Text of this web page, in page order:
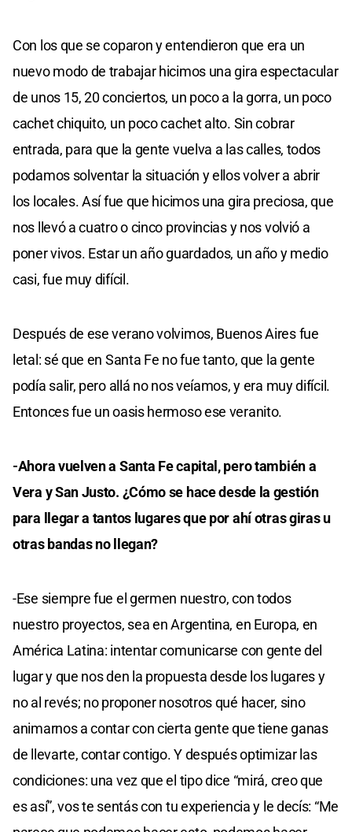
Con los que se coparon y entendieron que era un
nuevo modo de trabajar hicimos una gira espectacular
de unos 15, 20 conciertos, un poco a la gorra, un poco
cachet chiquito, un poco cachet alto. Sin cobrar
entrada, para que la gente vuelva a las calles, todos
podamos solventar la situación y ellos volver a abrir
los locales. Así fue que hicimos una gira preciosa, que
nos llevó a cuatro o cinco provincias y nos volvió a
poner vivos. Estar un año guardados, un año y medio
casi, fue muy difícil.
Después de ese verano volvimos, Buenos Aires fue
letal: sé que en Santa Fe no fue tanto, que la gente
podía salir, pero allá no nos veíamos, y era muy difícil.
Entonces fue un oasis hermoso ese veranito.
-Ahora vuelven a Santa Fe capital, pero también a
Vera y San Justo. ¿Cómo se hace desde la gestión
para llegar a tantos lugares que por ahí otras giras u
otras bandas no llegan?
-Ese siempre fue el germen nuestro, con todos
nuestro proyectos, sea en Argentina, en Europa, en
América Latina: intentar comunicarse con gente del
lugar y que nos den la propuesta desde los lugares y
no al revés; no proponer nosotros qué hacer, sino
animarnos a contar con cierta gente que tiene ganas
de llevarte, contar contigo. Y después optimizar las
condiciones: una vez que el tipo dice “mirá, creo que
es así”, vos te sentás con tu experiencia y le decís: “Me